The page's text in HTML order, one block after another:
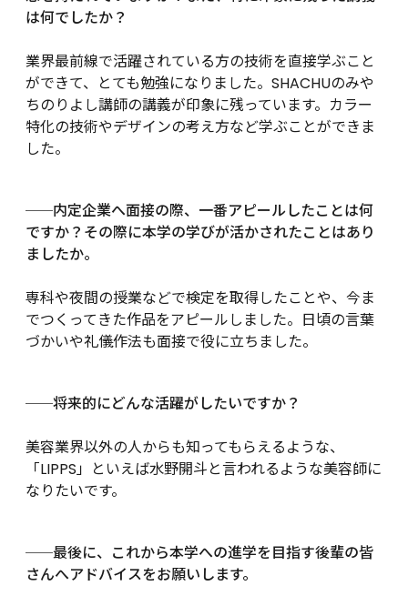
は何でしたか？
業界最前線で活躍されている方の技術を直接学ぶこと
ができて、とても勉強になりました。SHACHUのみや
ちのりよし講師の講義が印象に残っています。カラー
特化の技術やデザインの考え方など学ぶことができま
した。
──内定企業へ面接の際、一番アピールしたことは何
ですか？その際に本学の学びが活かされたことはあり
ましたか。
専科や夜間の授業などで検定を取得したことや、今ま
でつくってきた作品をアピールしました。日頃の言葉
づかいや礼儀作法も面接で役に立ちました。
──将来的にどんな活躍がしたいですか？
美容業界以外の人からも知ってもらえるような、
「LIPPS」といえば水野開斗と言われるような美容師に
なりたいです。
──最後に、これから本学への進学を目指す後輩の皆
さんへアドバイスをお願いします。